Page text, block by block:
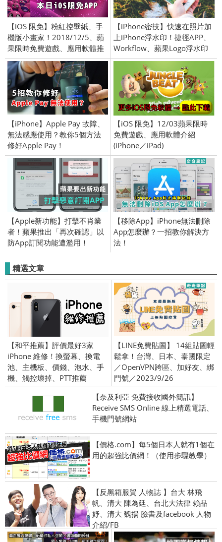
【iOS 限免】粉紅控壁紙、手
機版小畫家！2018/12/5、蘋
果限時免費遊戲、應用軟體推
薦 (iPhone／iPad)
【iPhone密技】快速在照片加
上iPhone浮水印！捷徑APP、
Workflow、蘋果Logo浮水印
【iPhone】Apple Pay 故障、
無法感應使用？教你5個方法
修好Apple Pay！
【iOS 限免】12/03蘋果限時
免費遊戲、應用軟體介紹
(iPhone／iPad)
【Apple新功能】打擊不肖業
者！蘋果推出「再次確認」以
防App訂閱功能遭濫用！
【移除App】iPhone無法刪除
App怎麼辦？一招教你解決方
法！
精選文章
【和平推薦】評價最好3家
iPhone 維修！換螢幕、換電
池、主機板、價錢、泡水、手
機、觸控壞掉、PTT推薦
【LINE免費貼圖】 14組貼圖輕
鬆拿！台灣、日本、泰國限定
／OpenVPN跨區、加好友、綁
門號／2023/9/26
【奈及利亞 免費接收國外簡訊】
Receive SMS Online 線上精選電話、
手機門號網站
【價格.com】每5個日本人就有1個在
用的超強比價網！（使用步驟教學）
【反黑箱服貿 人物誌 】台大 林飛
帆、清大 陳為廷、台北大法律 賴品
妤、清大 魏揚 臉書及facebook 人物
介紹/FB